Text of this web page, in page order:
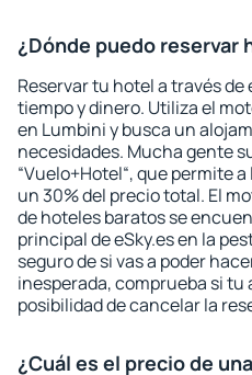
¿Dónde puedo reservar
Reservar tu hotel a través
tiempo y dinero. Utiliza el
en Lumbini y busca un
necesidades. Mucha gente
“Vuelo+Hotel“, que permite
un 30% del precio total. El
de hoteles baratos se
principal de eSky.es en la
seguro de si vas a poder
inesperada, comprueba si
posibilidad de cancelar la
¿Cuál es el precio de